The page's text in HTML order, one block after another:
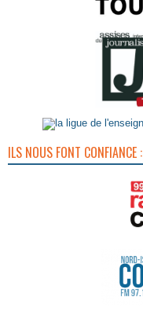
ILS NOUS FONT CONFIANCE :